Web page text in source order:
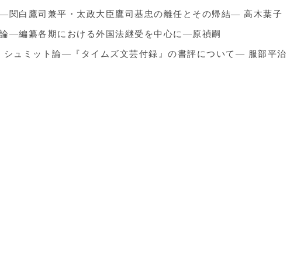
白鷹司兼平・太政大臣鷹司基忠の離任とその帰結― 高木葉子
―編纂各期における外国法継受を中心に―原禎嗣
ュミット論―『タイムズ文芸付録』の書評について― 服部平治